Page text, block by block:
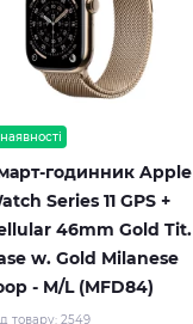
годинник Apple
Series 11 GPS +
46mm Gold Tit.
w. Gold Milanese
- M/L (MFD84)
товару: 2549